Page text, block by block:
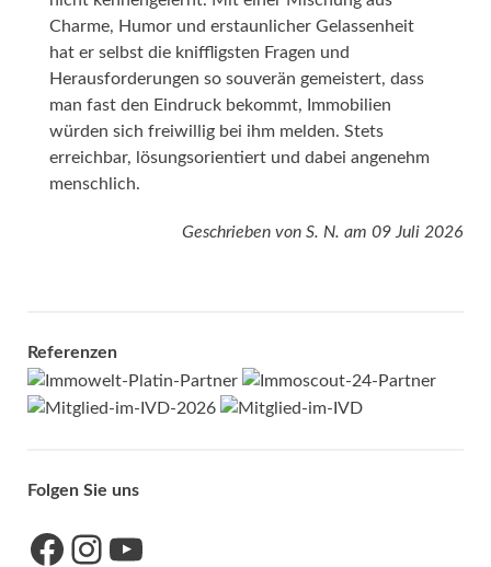
Charme, Humor und erstaunlicher Gelassenheit
hat er selbst die kniffligsten Fragen und
Herausforderungen so souverän gemeistert, dass
man fast den Eindruck bekommt, Immobilien
würden sich freiwillig bei ihm melden. Stets
erreichbar, lösungsorientiert und dabei angenehm
menschlich.
Geschrieben von S. N. am 09 Juli 2026
Referenzen
Folgen Sie uns
Link zu unserer Facebook-Seite Link zu unseres Instagram-Accounts